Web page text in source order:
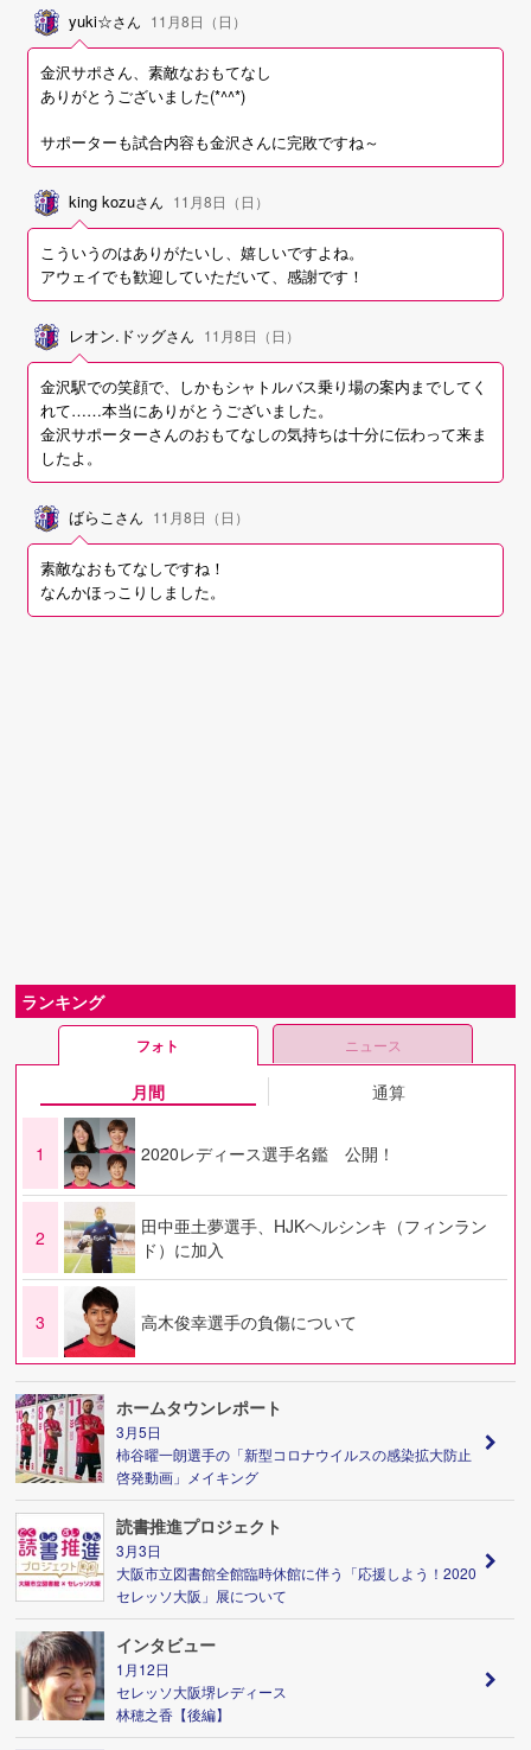
yuki☆さん 11月8日（日）
金沢サポさん、素敵なおもてなし
ありがとうございました(*^^*)
サポーターも試合内容も金沢さんに完敗ですね～
king kozuさん 11月8日（日）
こういうのはありがたいし、嬉しいですよね。
アウェイでも歓迎していただいて、感謝です！
レオン.ドッグさん 11月8日（日）
金沢駅での笑顔で、しかもシャトルバス乗り場の案内までしてく
れて……本当にありがとうございました。
金沢サポーターさんのおもてなしの気持ちは十分に伝わって来ま
したよ。
ばらこ さん 11月8日（日）
素敵なおもてなしですね！
なんかほっこりしました。
ランキング
フォト ニュース
月間 通算
1 2020レディース選手名鑑 公開！
2
田中亜土夢選手、HJKヘルシンキ（フィンラン
ド）に加入
3 高木俊幸選手の負傷について
ホームタウンレポート
3月5日
柿谷曜一朗選手の「新型コロナウイルスの感染拡大防止
啓発動画」メイキング
読書推進プロジェクト
3月3日
大阪市立図書館全館臨時休館に伴う「応援しよう！2020
セレッソ大阪」展について
インタビュー
1月12日
セレッソ大阪堺レディース
林穂之香【後編】